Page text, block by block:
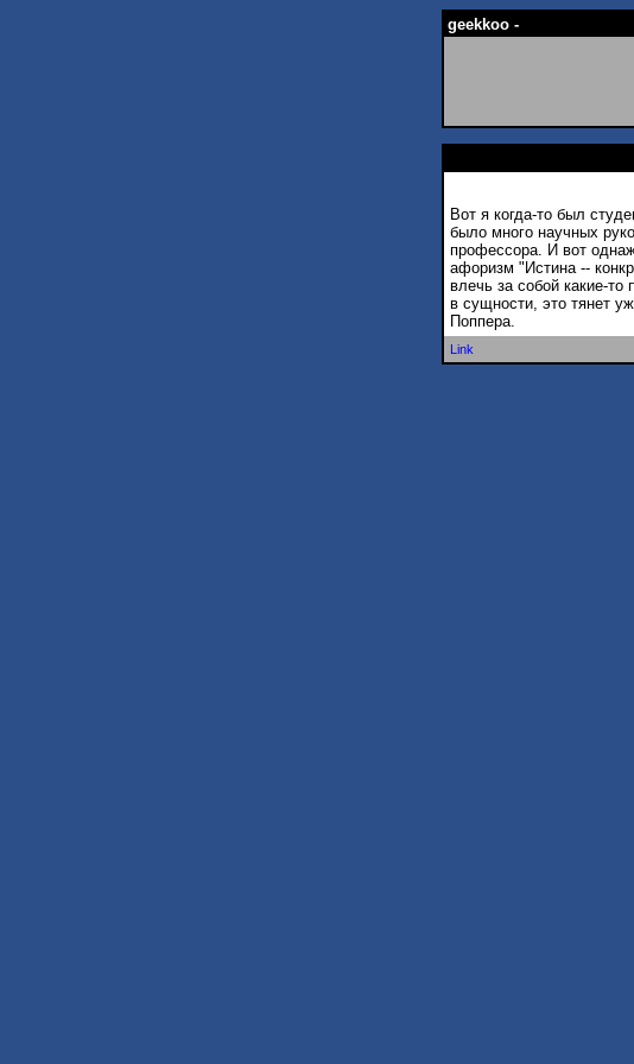
geekkoo -
Вот я когда-то был
было много научных
профессора. И вот
афоризм "Истина --
влечь за собой какие-
в сущности, это тянет
Поппера.
Link